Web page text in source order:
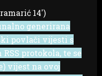
14′)
generirana
povlači vijesti s
protokola, te se
vijest na ovoj